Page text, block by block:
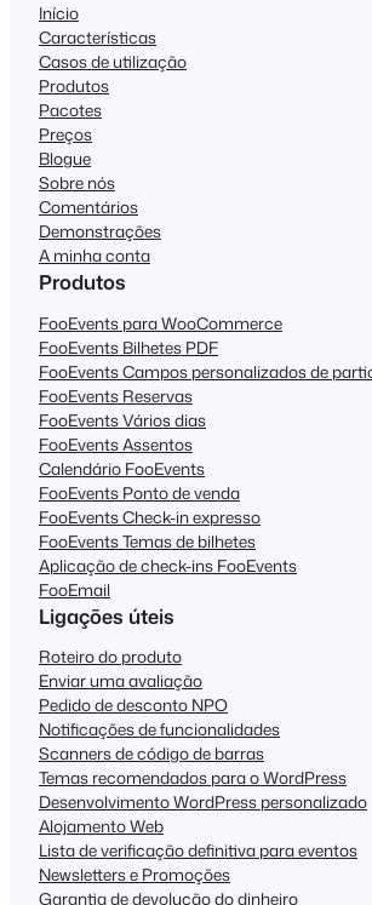
Início
Características
Casos de utilização
Produtos
Pacotes
Preços
Blogue
Sobre nós
Comentários
Demonstrações
A minha conta
Produtos
FooEvents para WooCommerce
FooEvents Bilhetes PDF
FooEvents Campos personalizados de
FooEvents Reservas
FooEvents Vários dias
FooEvents Assentos
Calendário FooEvents
FooEvents Ponto de venda
FooEvents Check-in expresso
FooEvents Temas de bilhetes
Aplicação de check-ins FooEvents
FooEmail
Ligações úteis
Roteiro do produto
Enviar uma avaliação
Pedido de desconto NPO
Notificações de funcionalidades
Scanners de código de barras
Temas recomendados para o WordPress
Desenvolvimento WordPress personalizado
Alojamento Web
Lista de verificação definitiva para eventos
Newsletters e Promoções
Garantia de devolução do dinheiro